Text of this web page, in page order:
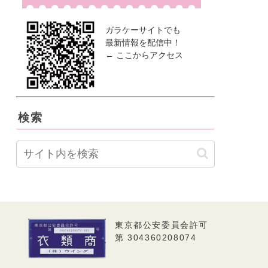
ガラケーサイトでも
最新情報を配信中！
← ここからアクセス
検索
東京都公安委員会許可
第 304360208074